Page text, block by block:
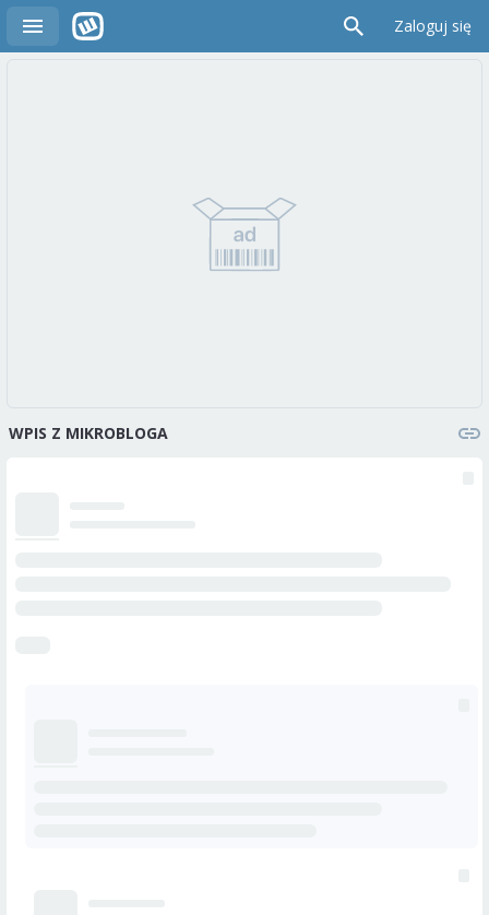
Zaloguj się
WPIS Z MIKROBLOGA